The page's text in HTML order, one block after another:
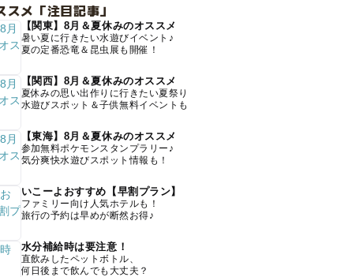
スメ「注目記事」
【関東】8月＆夏休みのオススメ
暑い夏に行きたい水遊びイベント♪
夏の定番恐竜＆昆虫展も開催！
【関西】8月＆夏休みのオススメ
夏休みの思い出作りに行きたい夏祭り
水遊びスポット＆子供無料イベントも
【東海】8月＆夏休みのオススメ
参加無料ポケモンスタンプラリー♪
気分爽快水遊びスポット情報も！
いこーよおすすめ【早割プラン】
ファミリー向け人気ホテルも！
旅行の予約は早めが断然お得♪
水分補給時は要注意！
直飲みしたペットボトル、
何日後まで飲んでも大丈夫？